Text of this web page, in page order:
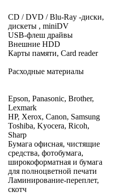
CD / DVD / Blu-Ray -диски,
дискеты , miniDV
USB-флеш драйвы
Внешние HDD
Карты памяти, Card reader
Расходные материалы
Epson, Panasonic, Brother,
Lexmark
HP, Xerox, Canon, Samsung
Toshiba, Kyocera, Ricoh,
Sharp
Бумага офисная, чистящие
средства, фотобумага,
широкоформатная и бумага
для полноцветной печати
Ламинирование-переплет,
скотч